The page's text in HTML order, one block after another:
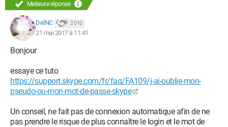
Meilleure réponse
DelNC 2 010
21 mai 2017 à 11:41
Bonjour
essaye ce tuto
https://support.skype.com/fr/faq/FA109/j-ai-oublie-mon-
pseudo-ou-mon-mot-de-passe-skype
Un conseil, ne fait pas de connexion automatique afin de ne
pas prendre le risque de plus connaître le login et le mot de